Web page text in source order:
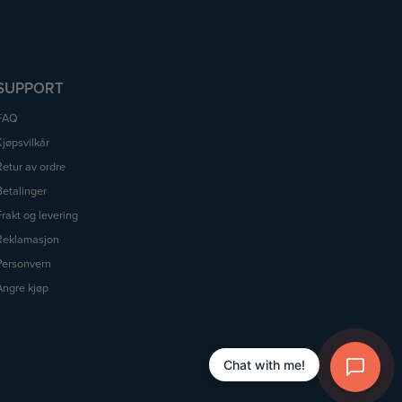
av ordre
og levering
kjøp
Chat with me!